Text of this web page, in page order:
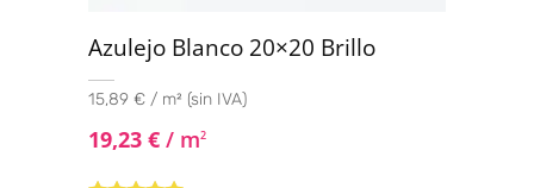
Azulejo Blanco 20×20 Brillo
15,89 € / m² (sin IVA)
19,23 € / m2